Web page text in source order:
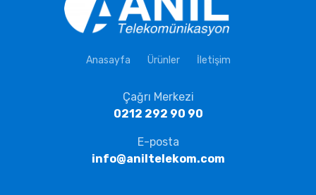
Anasayfa Ürünler İletişim
Çağrı Merkezi
0212 292 90 90
E-posta
info@aniltelekom.com